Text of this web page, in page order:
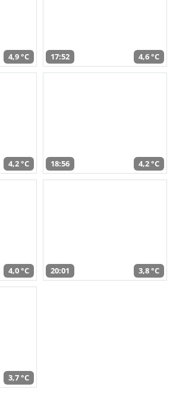
4,9 °C 17:52 4,6 °C
4,2 °C 18:56 4,2 °C
4,0 °C 20:01 3,8 °C
3,7 °C